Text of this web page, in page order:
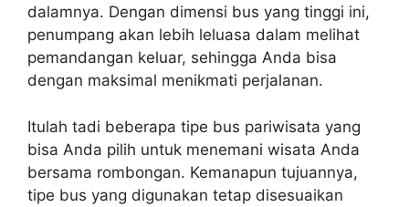
dalamnya. Dengan dimensi bus yang tinggi ini,
penumpang akan lebih leluasa dalam melihat
pemandangan keluar, sehingga Anda bisa
dengan maksimal menikmati perjalanan.
Itulah tadi beberapa tipe bus pariwisata yang
bisa Anda pilih untuk menemani wisata Anda
bersama rombongan. Kemanapun tujuannya,
tipe bus yang digunakan tetap disesuaikan